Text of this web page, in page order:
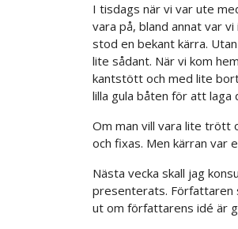
I tisdags när vi var ute
vara på, bland annat var
stod en bekant kärra.
lite sådant. När vi kom
kantstött och med lite
lilla gula båten för att laga
Om man vill vara lite trött
och fixas. Men kärran var
Nästa vecka skall jag
presenterats. Författaren
ut om författarens idé är